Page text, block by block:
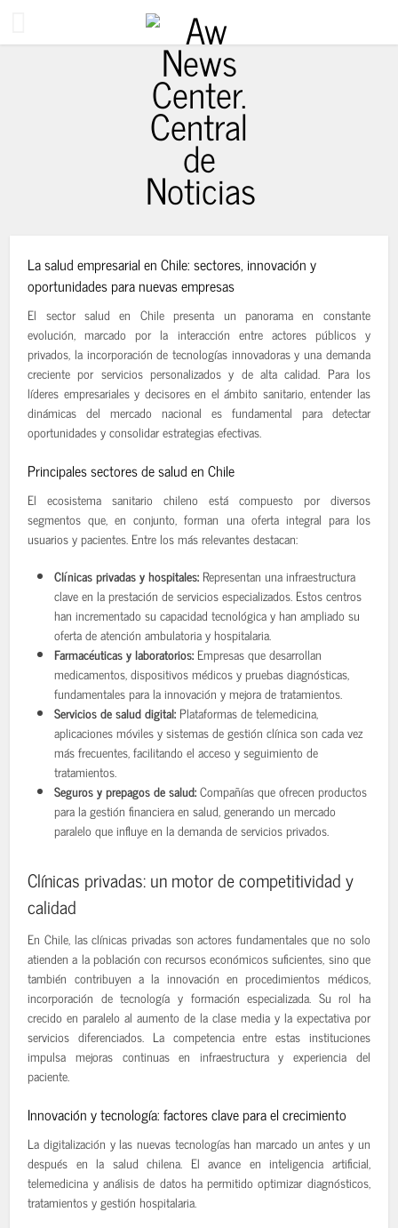
1 mes ago
La salud empresarial en Chile: sectores, innovación y
oportunidades para nuevas empresas
El sector salud en Chile presenta un panorama en constante
evolución, marcado por la interacción entre actores públicos y
privados, la incorporación de tecnologías innovadoras y una demanda
creciente por servicios personalizados y de alta calidad. Para los
líderes empresariales y decisores en el ámbito sanitario, entender las
dinámicas del mercado nacional es fundamental para detectar
oportunidades y consolidar estrategias efectivas.
Principales sectores de salud en Chile
El ecosistema sanitario chileno está compuesto por diversos
segmentos que, en conjunto, forman una oferta integral para los
usuarios y pacientes. Entre los más relevantes destacan:
Clínicas privadas y hospitales: Representan una infraestructura
clave en la prestación de servicios especializados. Estos centros
han incrementado su capacidad tecnológica y han ampliado su
oferta de atención ambulatoria y hospitalaria.
Farmacéuticas y laboratorios: Empresas que desarrollan
medicamentos, dispositivos médicos y pruebas diagnósticas,
fundamentales para la innovación y mejora de tratamientos.
Servicios de salud digital: Plataformas de telemedicina,
aplicaciones móviles y sistemas de gestión clínica son cada vez
más frecuentes, facilitando el acceso y seguimiento de
tratamientos.
Seguros y prepagos de salud:Compañías que ofrecen productos
para la gestión financiera en salud, generando un mercado
paralelo que influye en la demanda de servicios privados.
Clínicas privadas: un motor de competitividad y
calidad
En Chile, las clínicas privadas son actores fundamentales que no solo
atienden a la población con recursos económicos suficientes, sino que
también contribuyen a la innovación en procedimientos médicos,
incorporación de tecnología y formación especializada. Su rol ha
crecido en paralelo al aumento de la clase media y la expectativa por
servicios diferenciados. La competencia entre estas instituciones
impulsa mejoras continuas en infraestructura y experiencia del
paciente.
Innovación y tecnología: factores clave para el crecimiento
La digitalización y las nuevas tecnologías han marcado un antes y un
después en la salud chilena. El avance en inteligencia artificial,
telemedicina y análisis de datos ha permitido optimizar diagnósticos,
tratamientos y gestión hospitalaria.